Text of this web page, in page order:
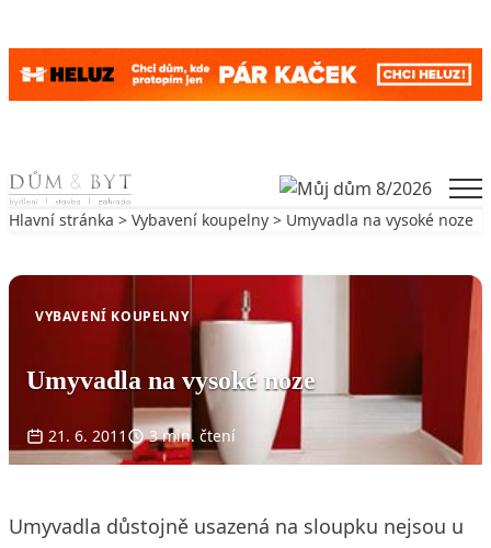
Skip to content
Hlavní stránka > Vybavení koupelny > Umyvadla na vysoké noze
VYBAVENÍ KOUPELNY
Umyvadla na vysoké noze
21. 6. 2011 3 min. čtení
Umyvadla důstojně usazená na sloupku nejsou u